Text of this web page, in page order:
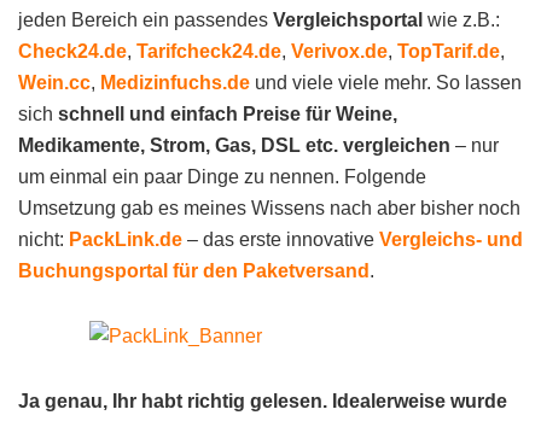
jeden Bereich ein passendes Vergleichsportal wie z.B.:
Check24.de, Tarifcheck24.de, Verivox.de, TopTarif.de,
Wein.cc, Medizinfuchs.de und viele viele mehr. So lassen
sich schnell und einfach Preise für Weine,
Medikamente, Strom, Gas, DSL etc. vergleichen – nur
um einmal ein paar Dinge zu nennen. Folgende
Umsetzung gab es meines Wissens nach aber bisher noch
nicht: PackLink.de – das erste innovative Vergleichs- und
Buchungsportal für den Paketversand .
Ja genau, Ihr habt richtig gelesen. Idealerweise wurde